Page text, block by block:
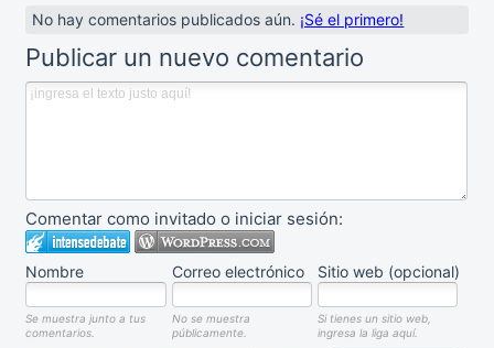
No hay comentarios publicados aún. ¡Sé el primero!
Publicar un nuevo comentario
Comentar como invitado o iniciar sesión:
Nombre Correo electrónico Sitio web (opcional)
Se muestra junto a tus
comentarios.
No se muestra
públicamente.
Si tienes un sitio web,
ingresa la liga aquí.